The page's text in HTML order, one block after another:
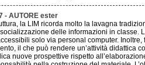
- AUTORE ester
la LIM ricorda molto la lavagna
delle informazioni in classe.
solo via personal computer.
il che può rendere un’attività didattica
nuove prospettive rispetto